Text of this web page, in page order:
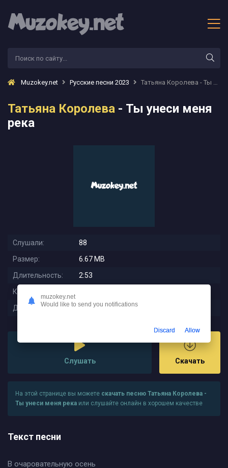
Muzokey.net Русские песни 2023 Татьяна Королева - Ты унеси меня река
Татьяна Королева - Ты унеси меня
река
Слушали:
88
Размер:
6.67 MB
Длительность:
2:53
Качество:
Дата релиза:
2025-10-03 00:02:02
Слушать Скачать
На этой странице вы можете скачать песню Татьяна Королева -
Ты унеси меня река или слушайте онлайн в хорошем качестве
Текст песни
В очаровательную осень
muzokey.net
Would like to send you notifications
Discard Allow